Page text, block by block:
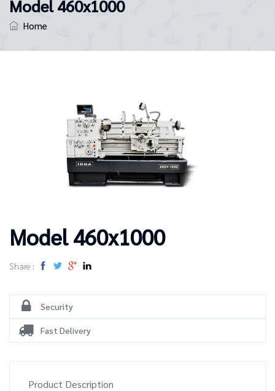
Model 460x1000
Home
Model 460x1000
Share :
Security
Fast Delivery
Product Description